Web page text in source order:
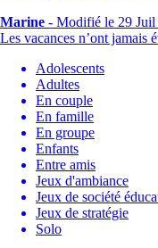
Marine - Modifié le 29 Juil
Les vacances n’ont jamais
Adolescents
Adultes
En couple
En famille
En groupe
Enfants
Entre amis
Jeux d'ambiance
Jeux de société
Jeux de stratégie
Solo